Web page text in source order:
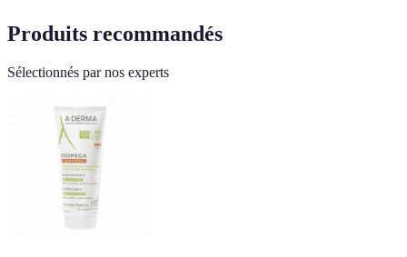
Produits recommandés
Sélectionnés par nos experts